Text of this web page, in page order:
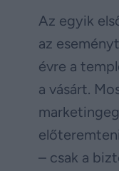
Az egyik
az
évre a
a vásárt.
– csak a